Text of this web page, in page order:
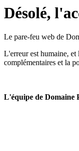
Désolé,
Le pare-feu web de
L'erreur est humaine, et
complémentaires et la
L'équipe de Domaine